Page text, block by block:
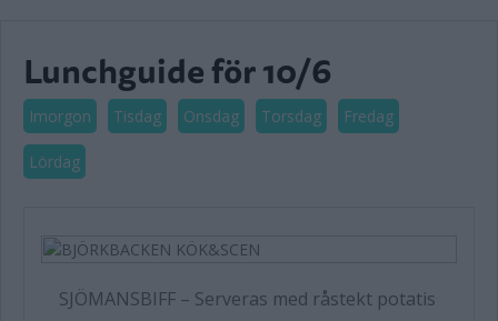
Lunchguide för 10/6
Imorgon Tisdag Onsdag Torsdag Fredag
Lördag
SJÖMANSBIFF– Serveras med råstekt potatis